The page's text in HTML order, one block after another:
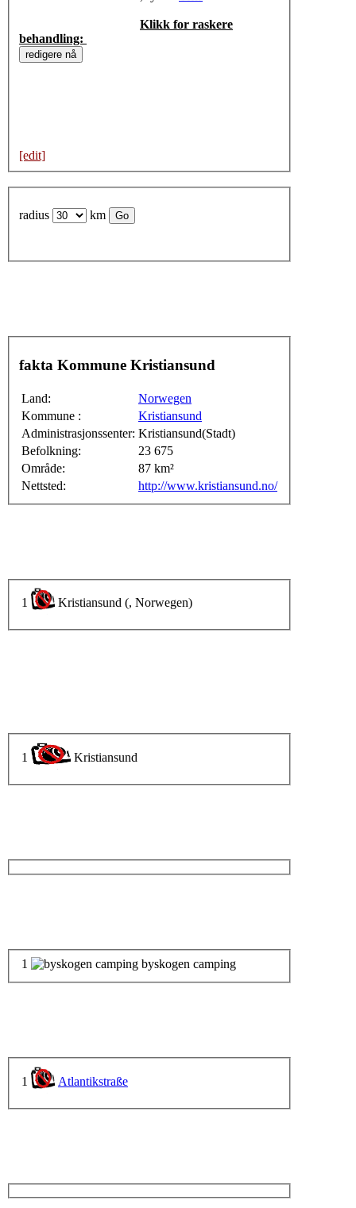
Klikk for raskere
behandling:
[edit]
radius km
fakta Kommune Kristiansund
Land:
Norwegen
Kommune :
Kristiansund
Administrasjonssenter: Kristiansund(Stadt)
Befolkning:
23 675
Område:
87 km²
Nettsted:
http://www.kristiansund.no/
1 Kristiansund (, Norwegen)
1 Kristiansund
1 byskogen camping
1 Atlantikstraße